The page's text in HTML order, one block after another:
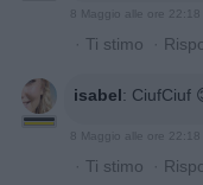
8 Maggio alle ore 22:18
· Ti stimo ·
isabel: CiufCiuf
8 Maggio alle ore 22:18
· Ti stimo ·